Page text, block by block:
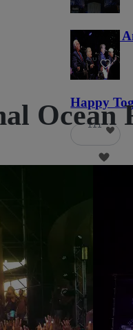
Voices of
36
Happy
111
Ocean